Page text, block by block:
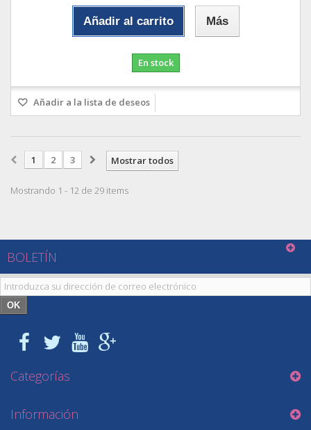
Añadir al carrito Más
En stock
Añadir a la lista de deseos
Mostrar todos
1 2 3
Mostrando 1 - 12 de 29 items
BOLETÍN
OK
Categorías
Información